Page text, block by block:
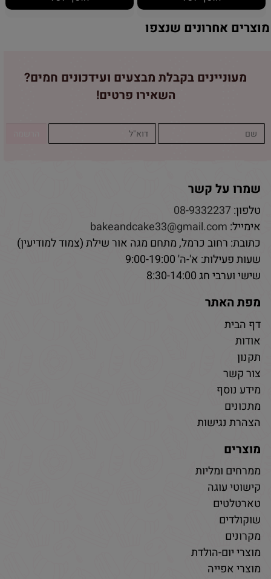
מוצרים אחרונים שנצפו
מעוניינים בקבלת מבצעים ועידכונים חמים?
השאירו פרטים!
שמרו על קשר
טלפון:08-9332237
אימייל: bakeandcake33@gmail.com
כתובת: רחוב כרמל, מתחם מגה אור שילת (צמוד למודיעין)
שעות פעילות: א'-ה' 9:00-19:00
שישי וערבי חג 8:30-14:00
מפת האתר
דף הבית
אודות
תקנון
צור קשר
מידע נוסף
מתכונים
הצהרת נגישות
מוצרים
ממרחים ומליות
קישוטי עוגה
טארטלטים
שוקולדים
מקרונים
מוצרי יום-הולדת
מוצרי אפייה